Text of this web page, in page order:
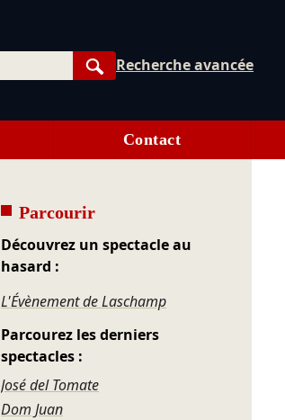
Rechercher
Recherche avancée
Contact
Parcourir
Découvrez un spectacle au
hasard :
L'Évènement de Laschamp
Parcourez les derniers
spectacles :
José del Tomate
Dom Juan